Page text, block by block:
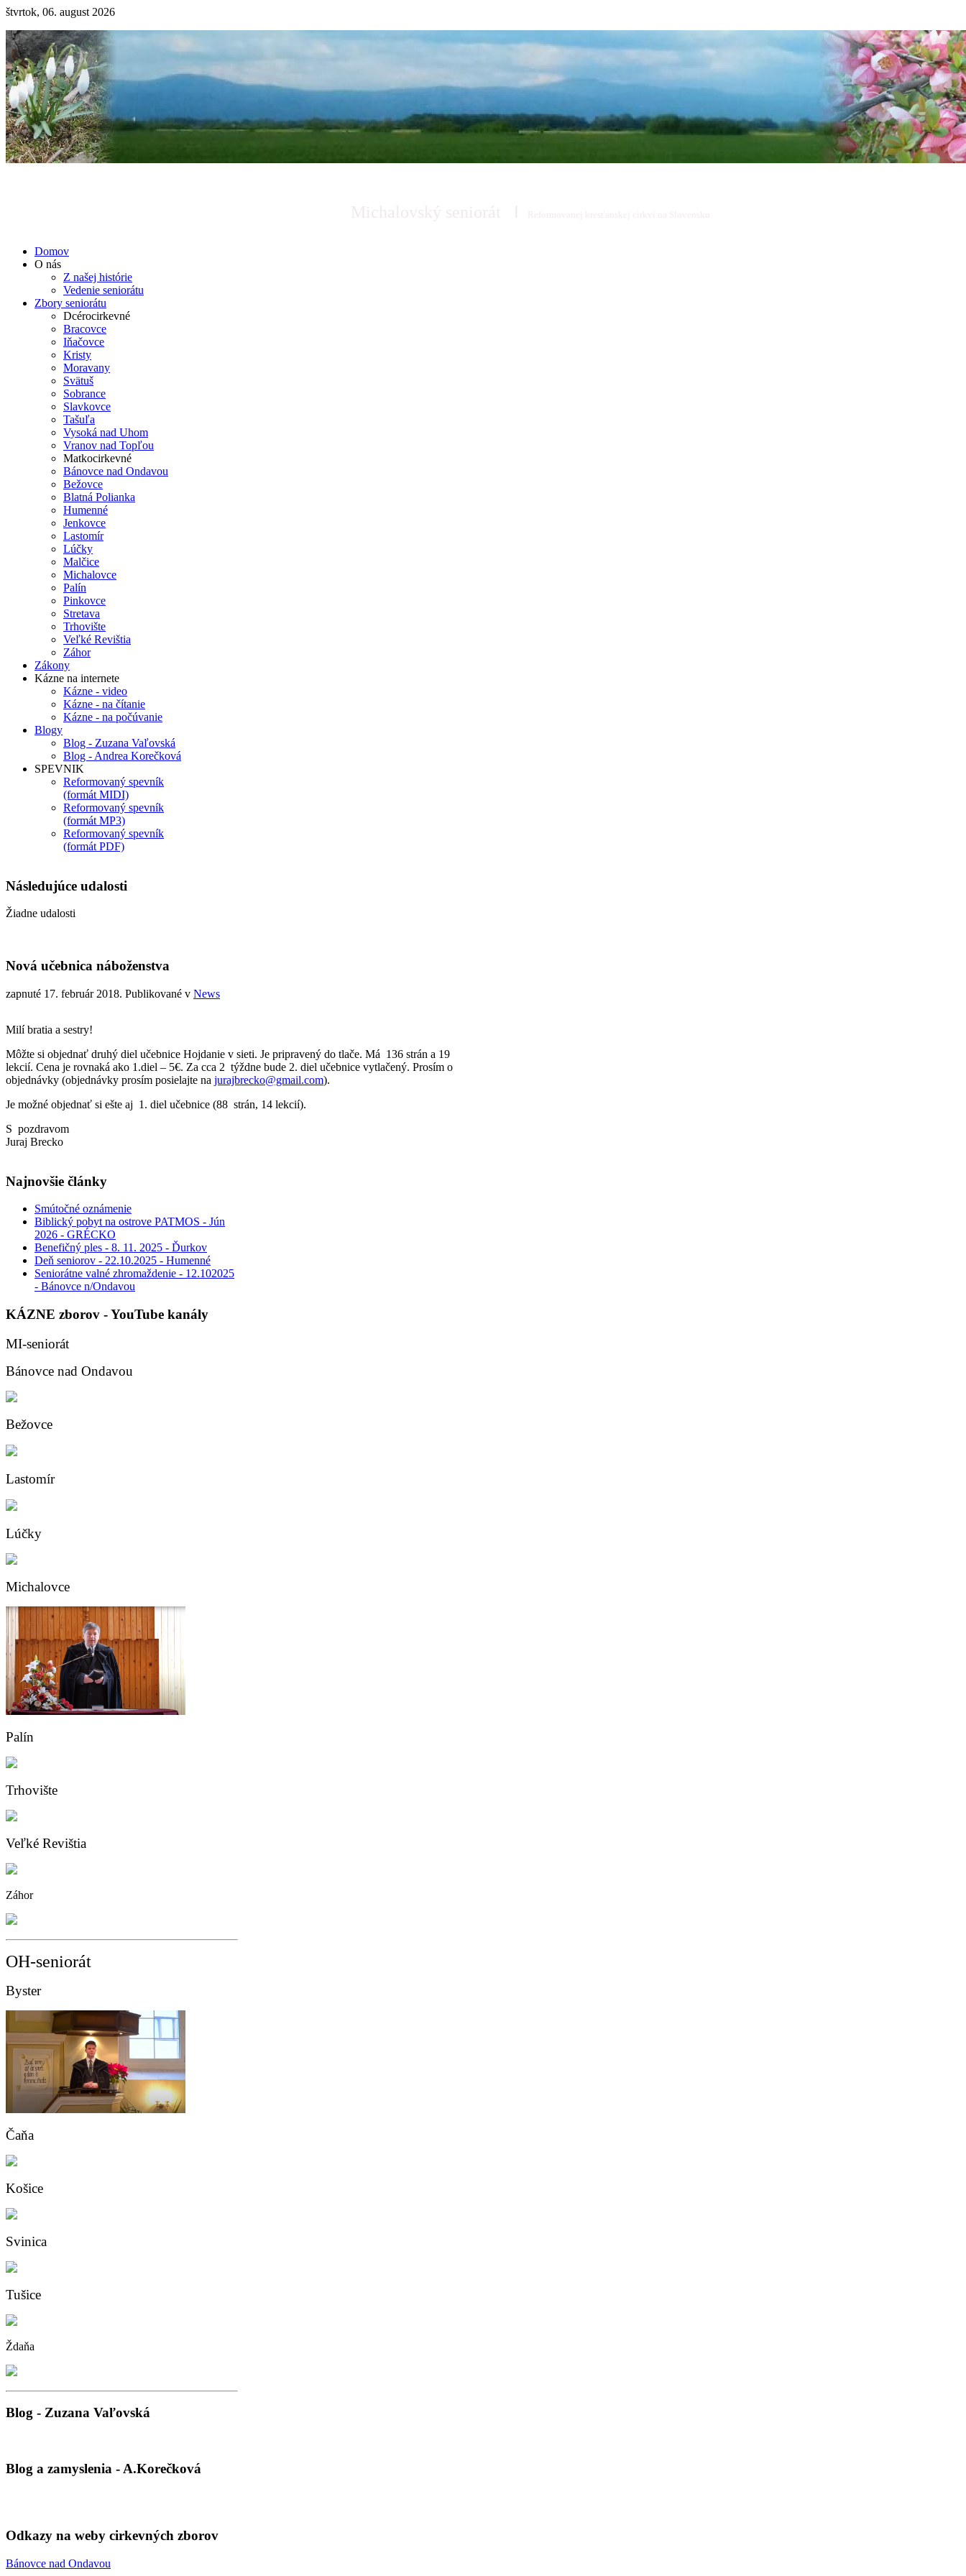
štvrtok, 06. august 2026
Domov
O nás
Z našej histórie
Vedenie seniorátu
Zbory seniorátu
Dcérocirkevné
Bracovce
Iňačovce
Kristy
Moravany
Svätuš
Sobrance
Slavkovce
Tašuľa
Vysoká nad Uhom
Vranov nad Topľou
Matkocirkevné
Bánovce nad Ondavou
Bežovce
Blatná Polianka
Humenné
Jenkovce
Lastomír
Lúčky
Malčice
Michalovce
Palín
Pinkovce
Stretava
Trhovište
Veľké Revištia
Záhor
Zákony
Kázne na internete
Kázne - video
Kázne - na čítanie
Kázne - na počúvanie
Blogy
Blog - Zuzana Vaľovská
Blog - Andrea Korečková
SPEVNIK
Reformovaný spevník
(formát MIDI)
Reformovaný spevník
(formát MP3)
Reformovaný spevník
(formát PDF)
Následujúce udalosti
Žiadne udalosti
Nová učebnica náboženstva
zapnuté 17. február 2018. Publikované v News
Milí bratia a sestry!
Môžte si objednať druhý diel učebnice Hojdanie v sieti. Je pripravený do tlače. Má 136 strán a 19
lekcií. Cena je rovnaká ako 1.diel – 5€. Za cca 2 týždne bude 2. diel učebnice vytlačený. Prosím o
objednávky (objednávky prosím posielajte na jurajbrecko@gmail.com).
Je možné objednať si ešte aj 1. diel učebnice (88 strán, 14 lekcií).
S pozdravom
Juraj Brecko
Najnovšie články
Smútočné oznámenie
Biblický pobyt na ostrove PATMOS - Jún
2026 - GRÉCKO
Benefičný ples - 8. 11. 2025 - Ďurkov
Deň seniorov - 22.10.2025 - Humenné
Seniorátne valné zhromaždenie - 12.102025
- Bánovce n/Ondavou
KÁZNE zborov - YouTube kanály
MI-seniorát
Bánovce nad Ondavou
Bežovce
Lastomír
Lúčky
Michalovce
Palín
Trhovište
Veľké Revištia
Záhor
OH-seniorát
Byster
Čaňa
Košice
Svinica
Tušice
Ždaňa
Blog - Zuzana Vaľovská
Blog a zamyslenia - A.Korečková
Odkazy na weby cirkevných zborov
Bánovce nad Ondavou